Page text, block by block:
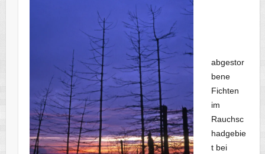
abgestor
bene
Fichten
im
Rauchsc
hadgebie
t bei